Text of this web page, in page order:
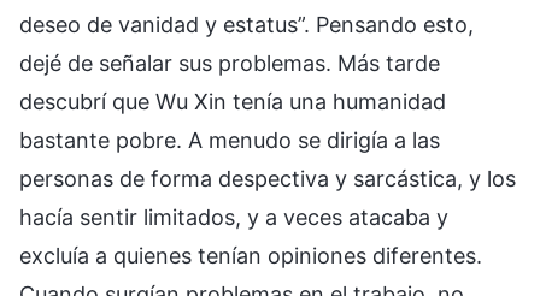
deseo de vanidad y estatus”. Pensando esto,
dejé de señalar sus problemas. Más tarde
descubrí que Wu Xin tenía una humanidad
bastante pobre. A menudo se dirigía a las
personas de forma despectiva y sarcástica, y los
hacía sentir limitados, y a veces atacaba y
excluía a quienes tenían opiniones diferentes.